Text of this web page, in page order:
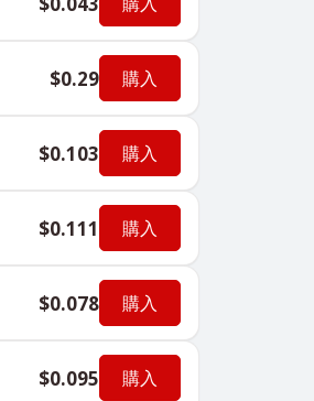
$0.29 購入
$0.103 購入
$0.111 購入
$0.078 購入
$0.095 購入